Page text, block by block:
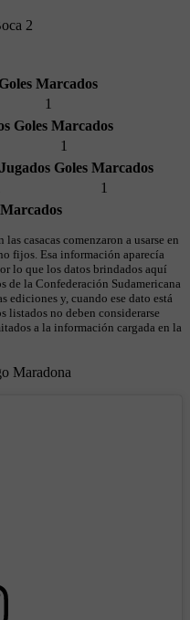
2
Goles Marcados
1
Goles Marcados
1
Goles Marcados
1
casacas comenzaron a usarse en
fijos. Esa información aparecía
lo que los datos brindados aquí
de la Confederación Sudamericana
ediciones y, cuando ese dato está
listados no deben considerarse
a la información cargada en la
Maradona